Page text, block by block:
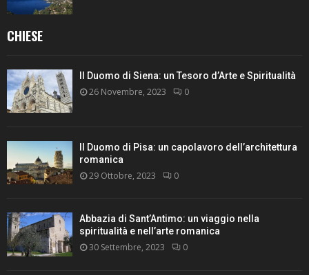
CHIESE
Il Duomo di Siena: un Tesoro d’Arte e Spiritualità
26 Novembre, 2023 0
Il Duomo di Pisa: un capolavoro dell’architettura
romanica
29 Ottobre, 2023 0
Abbazia di Sant’Antimo: un viaggio nella
spiritualità e nell’arte romanica
30 Settembre, 2023 0